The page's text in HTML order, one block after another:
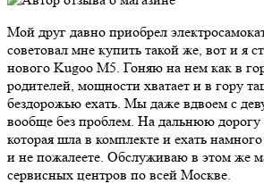
Мой друг давно приобрел
советовал мне купить такой же, вот и я
нового Kugoo M5. Гоняю на нем как в
родителей, мощности хватает и в гору
бездорожью ехать. Мы даже вдвоем с
вообще без проблем. На дальнюю дорогу
которая шла в комплекте и ехать
и не пожалеете. Обслуживаю в этом же
сервисных центров по всей Москве.